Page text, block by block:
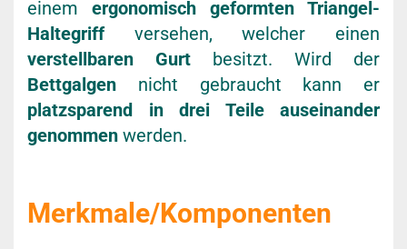
einem ergonomisch geformten Triangel-
Haltegriffversehen, welcher einen
verstellbaren Gurt besitzt. Wird der
Bettgalgen nicht gebraucht kann er
platzsparend in drei Teile auseinander
genommen werden.
Merkmale/Komponenten